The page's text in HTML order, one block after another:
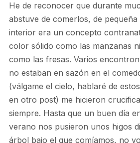
He de reconocer que durante
abstuve de comerlos, de
interior era un concepto
color sólido como las manzanas
como las fresas. Varios
no estaban en sazón en el
(válgame el cielo, hablaré de
en otro post) me hicieron
siempre. Hasta que un buen día
verano nos pusieron unos higos
árbol bajo el que comíamos, no